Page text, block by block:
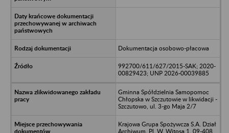
Dokumentacja osobowo-płacowa
992700/611/627/2015-SAK; 2020-
00829423; UNP 2026-00039885
Gminna Spółdzielnia Samopomoc
Chłopska w Szczutowie w likwidacji -
Szczutowo, ul. 3-go Maja 2/7
Krajowa Grupa Spożywcza S.A. Dział
Archiwum. Pl. W. Witosa 1, 09-408